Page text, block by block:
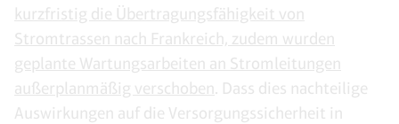
kurzfristig die Übertragungsfähigkeit von
Stromtrassen nach Frankreich, zudem wurden
geplante Wartungsarbeiten an Stromleitungen
außerplanmäßig verschoben . Dass dies nachteilige
Auswirkungen auf die Versorgungssicherheit in